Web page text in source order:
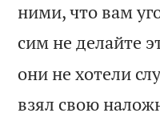
ними, что вам
сим не делайте
они не хотели
взял свою